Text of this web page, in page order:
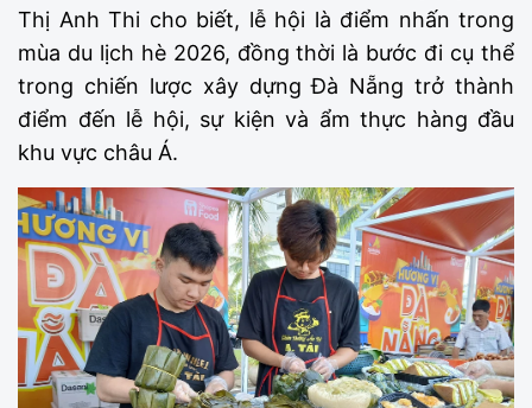
Thị Anh Thi cho biết, lễ hội là điểm nhấn trong
mùa du lịch hè 2026, đồng thời là bước đi cụ thể
trong chiến lược xây dựng Đà Nẵng trở thành
điểm đến lễ hội, sự kiện và ẩm thực hàng đầu
khu vực châu Á.